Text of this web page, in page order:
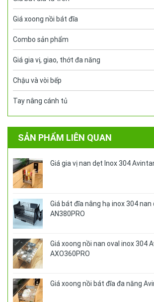
Giá xoong nồi bát đĩa
Combo sản phẩm
Giá gia vị, giao, thớt đa năng
Chậu và vòi bếp
Tay nâng cánh tủ
SẢN PHẨM LIÊN QUAN
Giá gia vị nan dẹt Inox 304
Giá bát đĩa nâng hạ inox 304 nan
AN380PRO
Giá xoong nồi nan oval inox 304
AXO360PRO
Giá xoong nồi bát đĩa đa năng